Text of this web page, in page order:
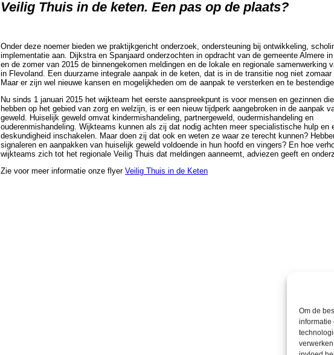
Om de
informatie
Veilig Thuis in de keten. Een pas op de plaats?
Onder deze noemer bieden we praktijkgericht onderzoek, ondersteuning bij ontwikkeling,
implementatie aan. Dijkstra en Spanjaard onderzochten in opdracht van de gemeente Almere
en de zomer van 2015 de binnengekomen meldingen en de lokale en regionale samenwerking
in Flevoland. Een duurzame integrale aanpak in de keten, dat is in de transitie nog niet zomaar
Maar er zijn wel nieuwe kansen en mogelijkheden om de aanpak te versterken en te
Nu sinds 1 januari 2015 het wijkteam het eerste aanspreekpunt is voor mensen en gezinnen
hebben op het gebied van zorg en welzijn, is er een nieuw tijdperk aangebroken in de aanpak
geweld. Huiselijk geweld omvat kindermishandeling, partnergeweld, oudermishandeling en
ouderenmishandeling. Wijkteams kunnen als zij dat nodig achten meer specialistische hulp en
deskundigheid inschakelen. Maar doen zij dat ook en weten ze waar ze terecht kunnen?
signaleren en aanpakken van huiselijk geweld voldoende in hun hoofd en vingers? En hoe
wijkteams zich tot het regionale Veilig Thuis dat meldingen aanneemt, adviezen geeft en
Zie voor meer informatie onze flyer Veilig Thuis in de Keten